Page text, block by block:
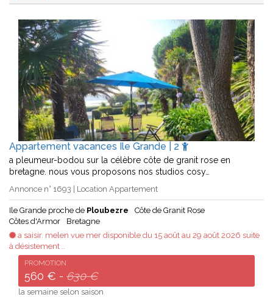
Appartement vacances Ile Grande | 2
a pleumeur-bodou sur la célèbre côte de granit rose en
bretagne. nous vous proposons nos studios cosy…
Annonce n° 1693 | Location Appartement
Ile Grande proche de Ploubezre
Côte de Granit Rose
Côtes d'Armor
Bretagne
a saisir. melen vue mer disponible du 15 août au 29 août 2026 suite
à désistement ..
PROMOTION
560 € - 630 €
la semaine selon saison